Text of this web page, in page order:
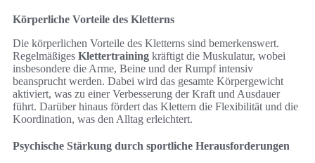
Körperliche Vorteile des Kletterns
Die körperlichen Vorteile des Kletterns sind bemerkenswert.
Regelmäßiges Klettertraining kräftigt die Muskulatur, wobei
insbesondere die Arme, Beine und der Rumpf intensiv
beansprucht werden. Dabei wird das gesamte Körpergewicht
aktiviert, was zu einer Verbesserung der Kraft und Ausdauer
führt. Darüber hinaus fördert das Klettern die Flexibilität und die
Koordination, was den Alltag erleichtert.
Psychische Stärkung durch sportliche Herausforderungen